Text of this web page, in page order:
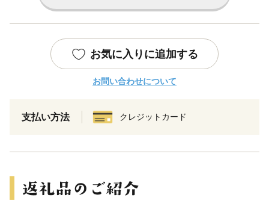
お気に入りに追加する
お問い合わせについて
支払い方法 クレジットカード